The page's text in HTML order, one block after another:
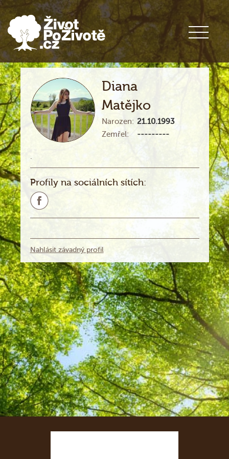
Diana
Matějko
Narozen: 21.10.1993
Zemřel:
---------
Profily na sociálních sítích:
Nahlásit závadný profil